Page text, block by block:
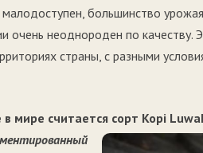
большинство
очень неоднороден по качеству.
страны, с разными
мире считается сорт Kopi